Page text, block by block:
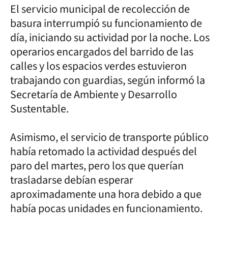
El servicio municipal de recolección de
basura interrumpió su funcionamiento de
día, iniciando su actividad por la noche. Los
operarios encargados del barrido de las
calles y los espacios verdes estuvieron
trabajando con guardias, según informó la
Secretaría de Ambiente y Desarrollo
Sustentable.
Asimismo, el servicio de transporte público
había retomado la actividad después del
paro del martes, pero los que querían
trasladarse debían esperar
aproximadamente una hora debido a que
había pocas unidades en funcionamiento.